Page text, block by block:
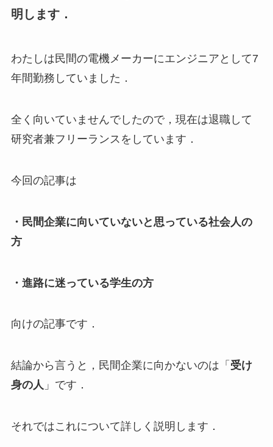
明します．
わたしは民間の電機メーカーにエンジニアとして7
年間勤務していました．
全く向いていませんでしたので，現在は退職して
研究者兼フリーランスをしています．
今回の記事は
・民間企業に向いていないと思っている社会人の
方
・進路に迷っている学生の方
向けの記事です．
結論から言うと，民間企業に向かないのは「 受け
身の人 」です．
それではこれについて詳しく説明します．